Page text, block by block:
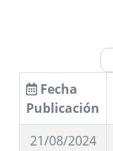
Fecha
Publicación
21/08/2024